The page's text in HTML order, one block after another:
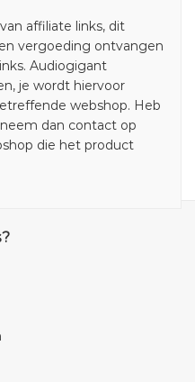
affiliate links, dit
vergoeding ontvangen
Audiogigant
je wordt hiervoor
webshop. Heb
dan contact op
die het product